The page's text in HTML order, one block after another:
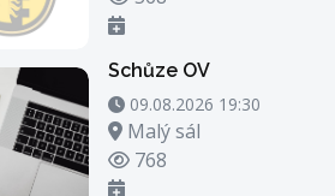
Schůze OV
09.08.2026 19:30 -
09.08.2026 19:30
Místo konání
Malý sál
Počet zhlédnutí
768